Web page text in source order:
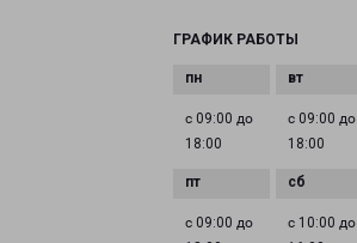
ГРАФИК РАБОТЫ
с 09:00 до
18:00
с 09:00 до
18:00
с 09:00 до
с 10:00 до